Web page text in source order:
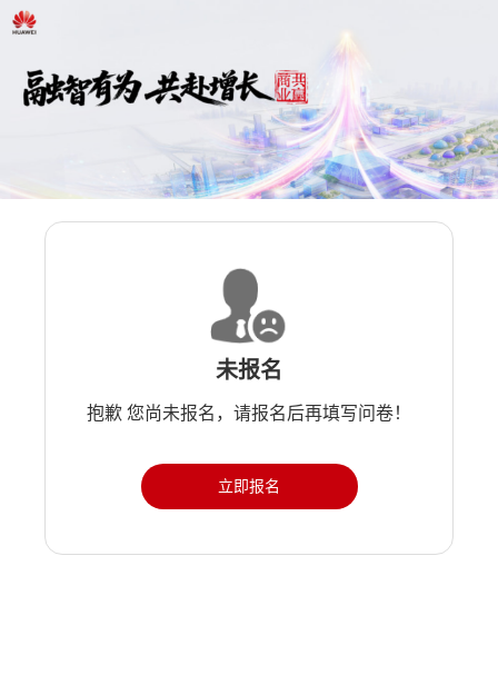
未报名
抱歉 您尚未报名，请报名后再填写问卷！
立即报名